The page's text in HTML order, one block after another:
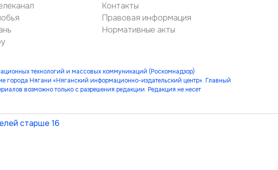
Контакты
Правовая информация
Нормативные акты
технологий и массовых коммуникаций (Роскомнадзор)
Нягани «Няганский информационно-издательский центр». Главный
возможно только с разрешения редакции. Редакция не несет
старше 16